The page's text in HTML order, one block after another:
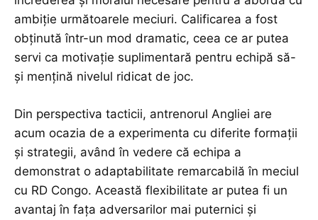
ambiție următoarele meciuri. Calificarea a fost
obținută într-un mod dramatic, ceea ce ar putea
servi ca motivație suplimentară pentru echipă să-
și mențină nivelul ridicat de joc.
Din perspectiva tacticii, antrenorul Angliei are
acum ocazia de a experimenta cu diferite formații
și strategii, având în vedere că echipa a
demonstrat o adaptabilitate remarcabilă în meciul
cu RD Congo. Această flexibilitate ar putea fi un
avantaj în fața adversarilor mai puternici și